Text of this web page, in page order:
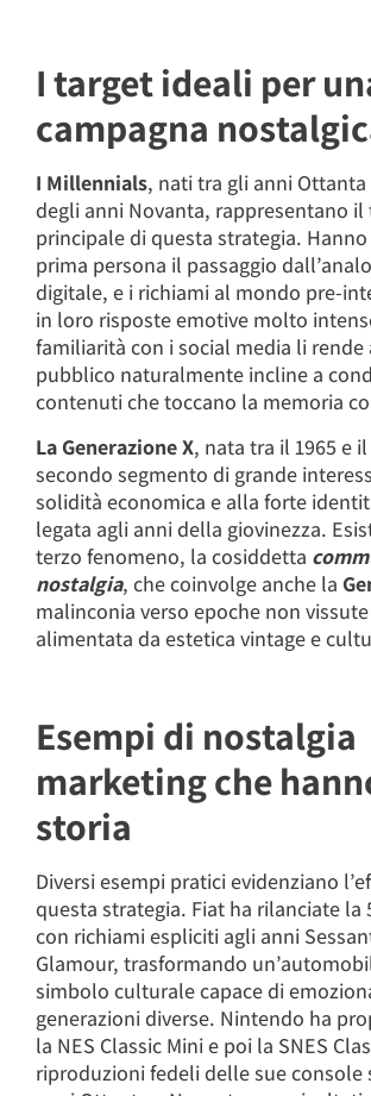
I target ideali per
campagna
I Millennials, nati tra gli anni Ottanta
degli anni Novanta, rappresentano il
principale di questa strategia.
prima persona il passaggio
digitale, e i richiami al mondo pre-
in loro risposte emotive molto
familiarità con i social media li rende
pubblico naturalmente incline a
contenuti che toccano la memoria
La Generazione X, nata tra il 1965 e
secondo segmento di grande
solidità economica e alla forte
legata agli anni della giovinezza.
terzo fenomeno, la cosiddetta
nostalgia, che coinvolge anche la
malinconia verso epoche non
alimentata da estetica vintage e
Esempi di nostalgia
marketing che
storia
Diversi esempi pratici evidenziano
questa strategia. Fiat ha rilanciate la
con richiami espliciti agli anni
Glamour, trasformando
simbolo culturale capace di
generazioni diverse. Nintendo ha
la NES Classic Mini e poi la SNES
riproduzioni fedeli delle sue console